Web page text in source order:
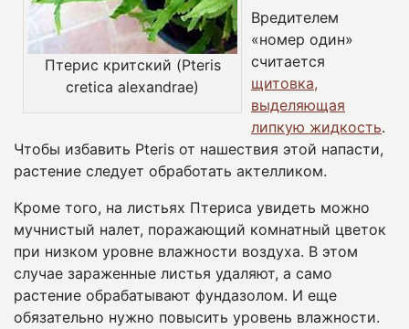
Птерис критский (Pteris
cretica alexandrae)
Вредителем
«номер один»
считается
щитовка,
выделяющая
липкую жидкость.
Чтобы избавить Pteris от нашествия этой напасти,
растение следует обработать актелликом.
Кроме того, на листьях Птериса увидеть можно
мучнистый налет, поражающий комнатный цветок
при низком уровне влажности воздуха. В этом
случае зараженные листья удаляют, а само
растение обрабатывают фундазолом. И еще
обязательно нужно повысить уровень влажности.